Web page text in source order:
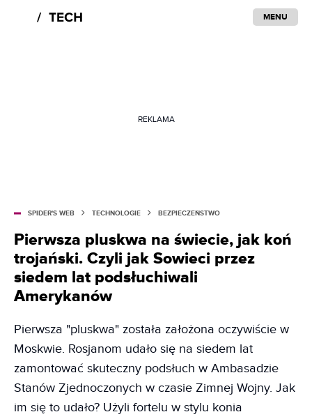
MENU
REKLAMA
SPIDER'S WEB TECHNOLOGIE BEZPIECZEŃSTWO
Pierwsza pluskwa na świecie, jak koń
trojański. Czyli jak Sowieci przez
siedem lat podsłuchiwali
Amerykanów
Pierwsza "pluskwa" została założona oczywiście w
Moskwie. Rosjanom udało się na siedem lat
zamontować skuteczny podsłuch w Ambasadzie
Stanów Zjednoczonych w czasie Zimnej Wojny. Jak
im się to udało? Użyli fortelu w stylu konia